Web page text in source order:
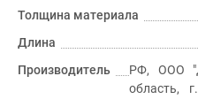
Толщина материала
Длина
Производитель
РФ, ООО
область,